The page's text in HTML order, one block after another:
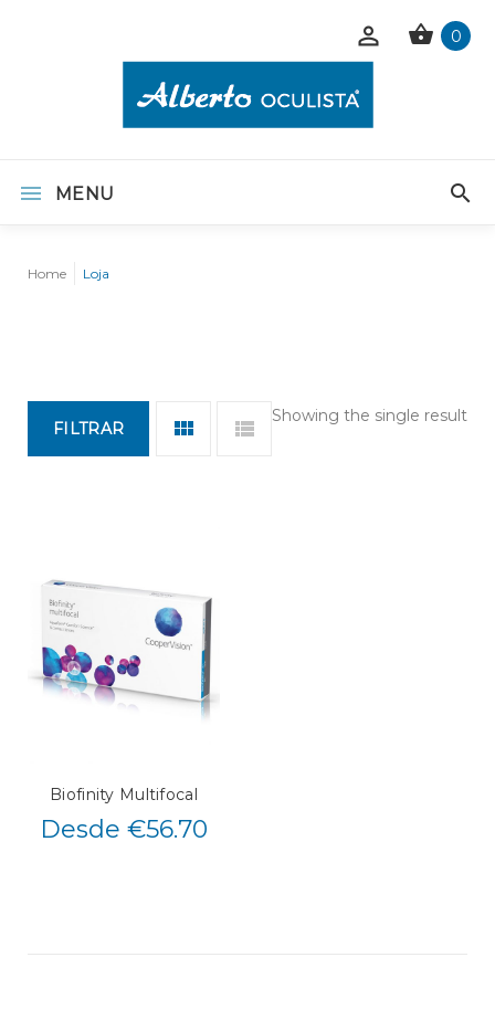
0
MENU
Home Loja
Showing the single result
FILTRAR
Biofinity Multifocal
Desde €56.70